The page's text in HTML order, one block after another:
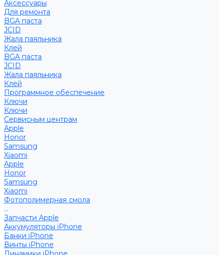
Аксессуары
Для ремонта
BGA паста
JCID
Жала паяльника
Клей
BGA паста
JCID
Жала паяльника
Клей
Программное обеспечение
Ключи
Ключи
Сервисным центрам
Apple
Honor
Samsung
Xiaomi
Apple
Honor
Samsung
Xiaomi
Фотополимерная смола
...
Запчасти Apple
Аккумуляторы iPhone
Банки iPhone
Винты iPhone